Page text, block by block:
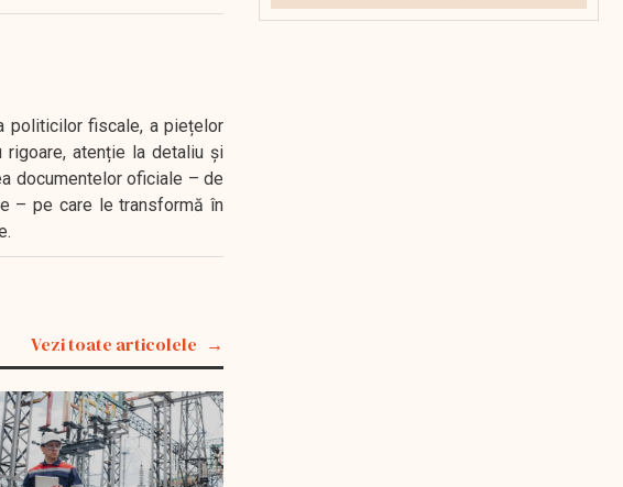
politicilor fiscale, a piețelor
rigoare, atenție la detaliu și
documentelor oficiale – de
– pe care le transformă în
Vezi toate articolele